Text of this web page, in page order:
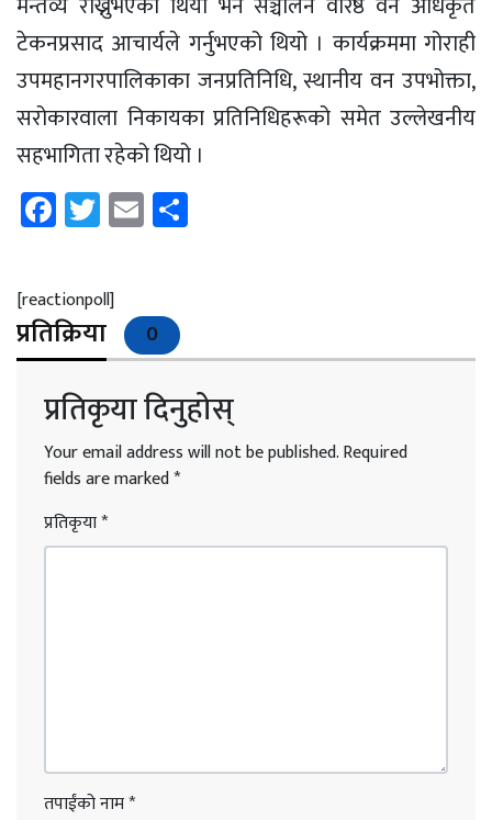
टेकनप्रसाद आचार्यले गर्नुभएको थियो । कार्यक्रममा गोराही
उपमहानगरपालिकाका जनप्रतिनिधि, स्थानीय वन उपभोक्ता,
सरोकारवाला निकायका प्रतिनिधिहरूको समेत उल्लेखनीय
सहभागिता रहेको थियो ।
Facebook
Twitter
Email
[reactionpoll]
प्रतिक्रिया 0
प्रतिकृया दिनुहोस्
Your email address will not be published.Required
fields are marked*
प्रतिकृया*
तपाईंको नाम*